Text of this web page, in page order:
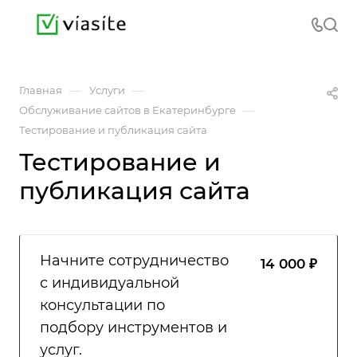
Главная — Услуги —
Обслуживание сайтов в Екатеринбурге —
Тестирование и публикация сайта
Тестирование и
публикация сайта
Начните сотрудничество
с индивидуальной
консультации по
подбору инструментов и
услуг.
14 000 ₽